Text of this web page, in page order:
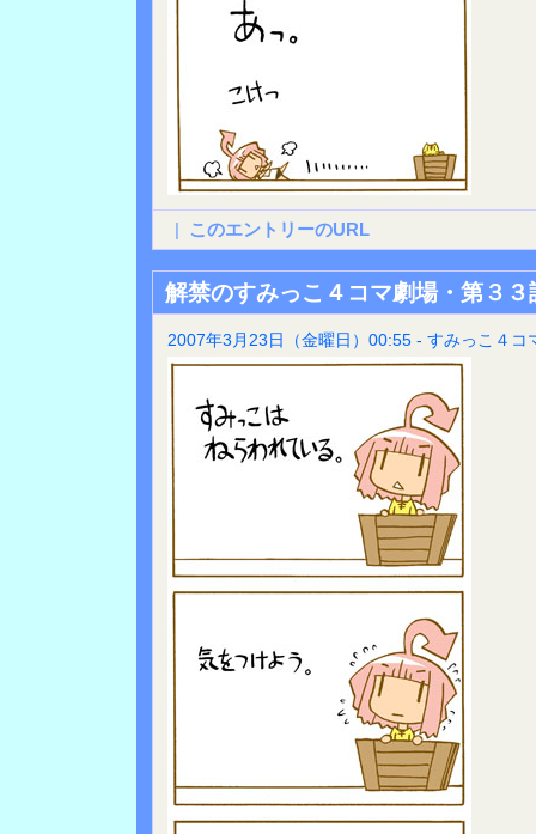
| このエントリーのURL
解禁のすみっこ４コマ劇場・第３
2007年3月23日（金曜日）00:55 - すみっこ４コ